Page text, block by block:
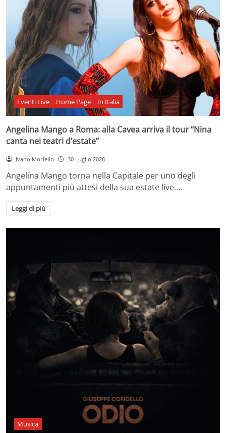
Eventi Live Home Page In Italia
Angelina Mango a Roma: alla Cavea arriva il tour “Nina
canta nei teatri d’estate”
Ivano Moriello 30 Luglio 2026
Angelina Mango torna nella Capitale per uno degli
appuntamenti più attesi della sua estate live.…
Leggi di più
Musica